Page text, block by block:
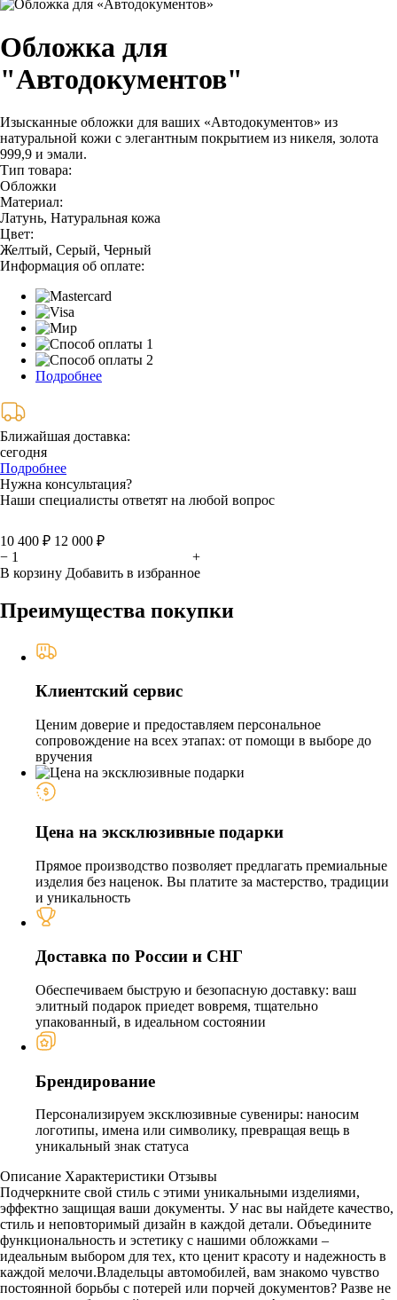
Обложка для
"Автодокументов"
Изысканные обложки для ваших «Автодокументов» из
натуральной кожи с элегантным покрытием из никеля, золота
999,9 и эмали.
Тип товара:
Обложки
Материал:
Латунь, Натуральная кожа
Цвет:
Желтый, Серый, Черный
Информация об оплате:
Подробнее
Ближайшая доставка:
сегодня
Подробнее
Нужна консультация?
Наши специалисты ответят на любой вопрос
10 400 ₽ 12 000 ₽
−
+
В корзину Добавить в избранное
Преимущества покупки
Клиентский сервис
Ценим доверие и предоставляем персональное
сопровождение на всех этапах: от помощи в выборе до
вручения
Цена на эксклюзивные подарки
Прямое производство позволяет предлагать премиальные
изделия без наценок. Вы платите за мастерство, традиции
и уникальность
Доставка по России и СНГ
Обеспечиваем быструю и безопасную доставку: ваш
элитный подарок приедет вовремя, тщательно
упакованный, в идеальном состоянии
Брендирование
Персонализируем эксклюзивные сувениры: наносим
логотипы, имена или символику, превращая вещь в
уникальный знак статуса
Описание Характеристики Отзывы
Подчеркните свой стиль с этими уникальными изделиями,
эффектно защищая ваши документы. У нас вы найдете качество,
стиль и неповторимый дизайн в каждой детали. Объедините
функциональность и эстетику с нашими обложками –
идеальным выбором для тех, кто ценит красоту и надежность в
каждой мелочи.Владельцы автомобилей, вам знакомо чувство
постоянной борьбы с потерей или порчей документов? Разве не